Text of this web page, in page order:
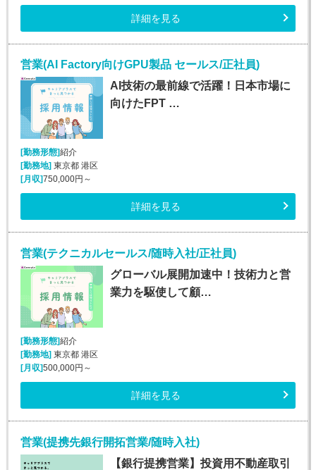
詳細を見る
営業(AI Factory向けGPU製品 セールス/正社員)
AI技術の最前線で活躍！日本市場に
向けたFPT …
[勤務形態]紹介
[勤務地] 東京都 港区
[月収]750,000円～
詳細を見る
営業(テクニカルセールス/随時入社/正社員)
グローバル展開加速中！技術力と営
業力を駆使して顧…
[勤務形態]紹介
[勤務地] 東京都 港区
[月収]500,000円～
詳細を見る
営業(提携先銀行開拓営業/随時入社)
【銀行提携営業】投資用不動産取引